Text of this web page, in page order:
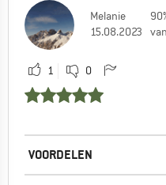
Melanie
15.08.2023
1 0
VOORDELEN